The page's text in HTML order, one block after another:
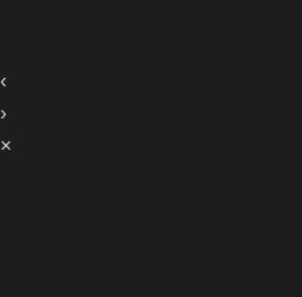
‹
›
×